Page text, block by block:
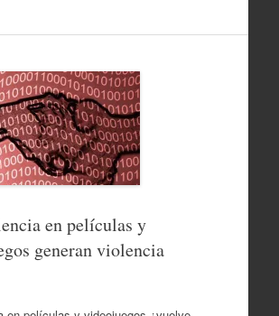
en películas y
generan violencia